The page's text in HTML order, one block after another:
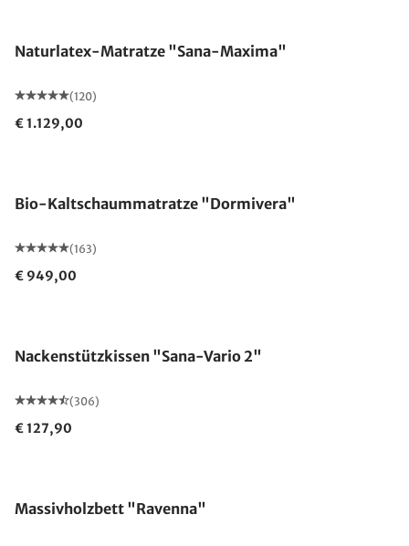
Naturlatex-Matratze "Sana-Maxima"
(120)
€ 1.129,00
Bio-Kaltschaummatratze "Dormivera"
(163)
€ 949,00
Nackenstützkissen "Sana-Vario 2"
(306)
€ 127,90
Massivholzbett "Ravenna"